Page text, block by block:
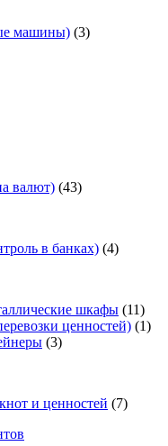
машины) (3)
валют) (43)
в банках) (4)
шкафы (11)
ценностей) (1)
(3)
и ценностей (7)